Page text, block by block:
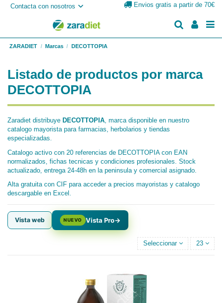
Contacta con nosotros Envios gratis a partir de 70€
ZARADIET Marcas DECOTTOPIA
Listado de productos por marca
DECOTTOPIA
Zaradiet distribuye DECOTTOPIA, marca disponible en nuestro
catalogo mayorista para farmacias, herbolarios y tiendas
especializadas.
Catalogo activo con 20 referencias de DECOTTOPIA con EAN
normalizados, fichas tecnicas y condiciones profesionales. Stock
actualizado, entrega 24-48h en la peninsula y comercial asignado.
Alta gratuita con CIF para acceder a precios mayoristas y catalogo
descargable en Excel.
Vista web NUEVO Vista Pro→
Seleccionar 23